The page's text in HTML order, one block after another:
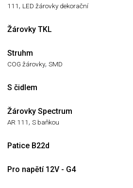
111 , LED žárovky dekorační
Žárovky TKL
Struhm
COG žárovky, SMD
S čidlem
Žárovky Spectrum
AR 111 , S baňkou
Patice B22d
Pro napětí 12V - G4